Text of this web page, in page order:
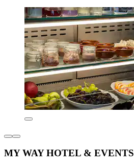
MY WAY HOTEL & EVENTS